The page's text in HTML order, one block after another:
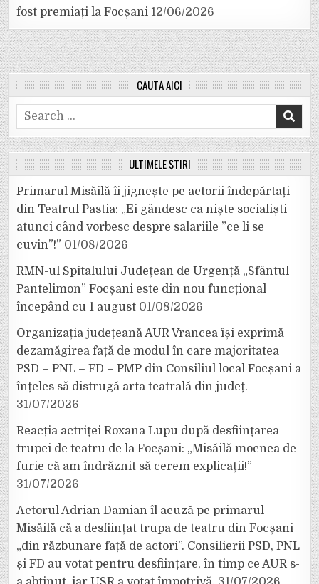
fost premiați la Focșani 12/06/2026
CAUTĂ AICI
Search
for:
ULTIMELE ȘTIRI
Primarul Misăilă îi jignește pe actorii îndepărtați
din Teatrul Pastia: „Ei gândesc ca niște socialiști
atunci când vorbesc despre salariile ”ce li se
cuvin”!” 01/08/2026
RMN-ul Spitalului Județean de Urgență „Sfântul
Pantelimon” Focșani este din nou funcțional
începând cu 1 august 01/08/2026
Organizația județeană AUR Vrancea își exprimă
dezamăgirea față de modul în care majoritatea
PSD – PNL – FD – PMP din Consiliul local Focșani a
înțeles să distrugă arta teatrală din județ.
31/07/2026
Reacția actriței Roxana Lupu după desființarea
trupei de teatru de la Focșani: „Misăilă mocnea de
furie că am îndrăznit să cerem explicații!”
31/07/2026
Actorul Adrian Damian îl acuză pe primarul
Misăilă că a desființat trupa de teatru din Focșani
„din răzbunare față de actori”. Consilierii PSD, PNL
și FD au votat pentru desființare, în timp ce AUR s-